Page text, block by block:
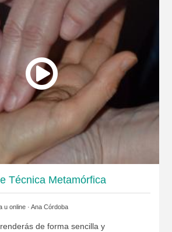
Técnica Metamórfica
u online · Ana Córdoba
de forma sencilla y